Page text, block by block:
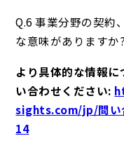
Q.6 事業分野の契約
な意味がありますか?
より具体的な情報
い合わせください:
sights.com/jp/問い
14